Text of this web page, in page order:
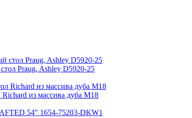
Praug, Ashley D5920-25
из массива дуба М18